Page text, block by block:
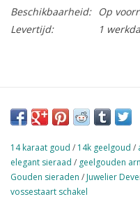
Beschikbaarheid:
Op
Levertijd:
1
14 karaat goud / 14k geelgoud /
elegant sieraad / geelgouden
Gouden sieraden / Juwelier
vossestaart schakel